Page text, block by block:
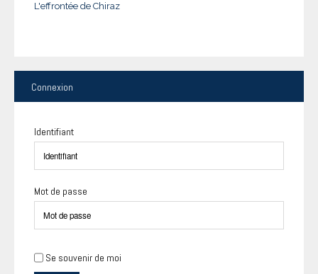
L'effrontée de Chiraz
Connexion
Identifiant
Mot de passe
Se souvenir de moi